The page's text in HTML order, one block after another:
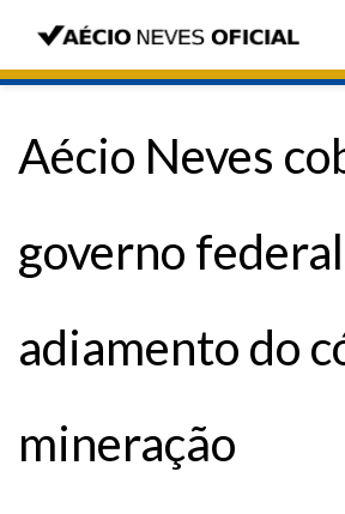
Aécio Neves
governo
adiamento do
mineração